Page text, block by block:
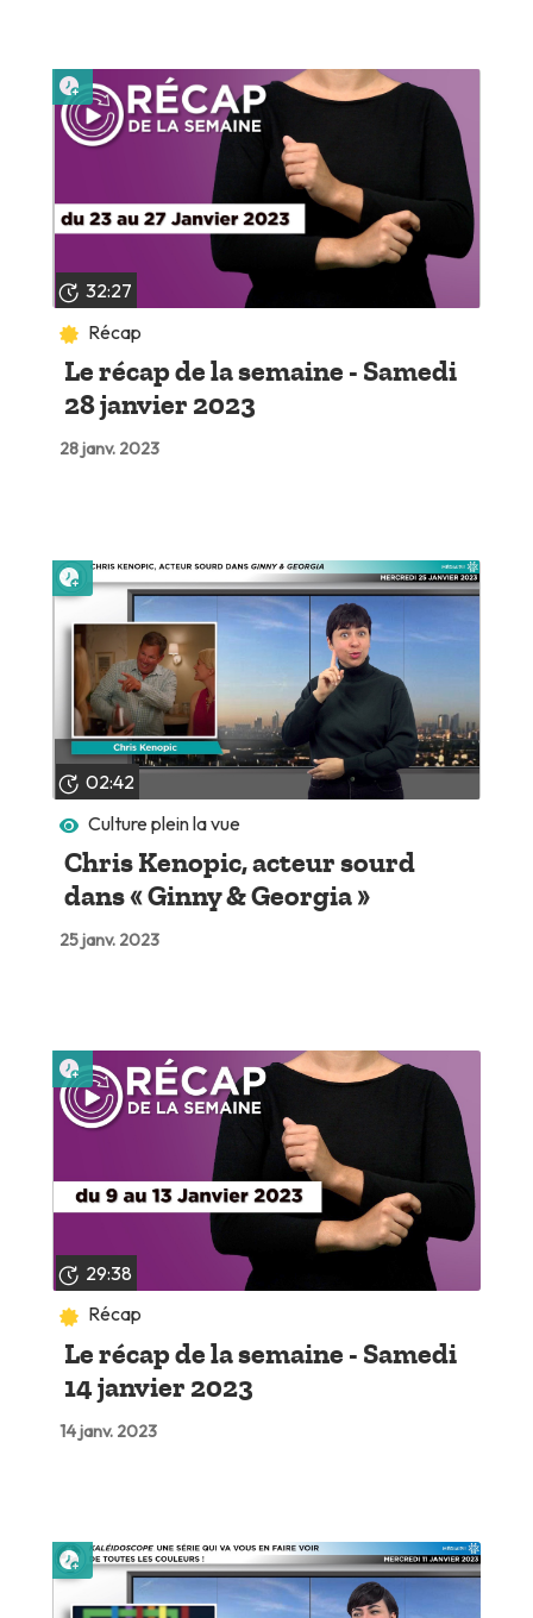
32:27
Récap
Le récap de la semaine - Samedi
28 janvier 2023
28 janv. 2023
Lire plus tard
02:42
Culture plein la vue
Chris Kenopic, acteur sourd
dans « Ginny & Georgia »
25 janv. 2023
Lire plus tard
29:38
Récap
Le récap de la semaine - Samedi
14 janvier 2023
14 janv. 2023
Lire plus tard
Lire plus tard